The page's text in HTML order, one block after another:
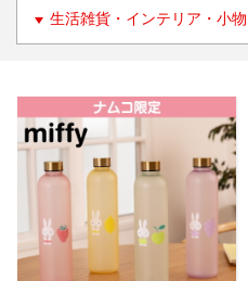
生活雑貨・インテリア・小物